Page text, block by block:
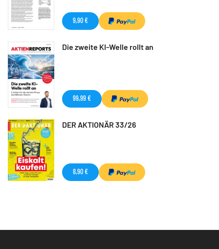
9,90 €
Die zweite KI-Welle rollt an
99,99 €
DER AKTIONÄR 33/26
8,90 €